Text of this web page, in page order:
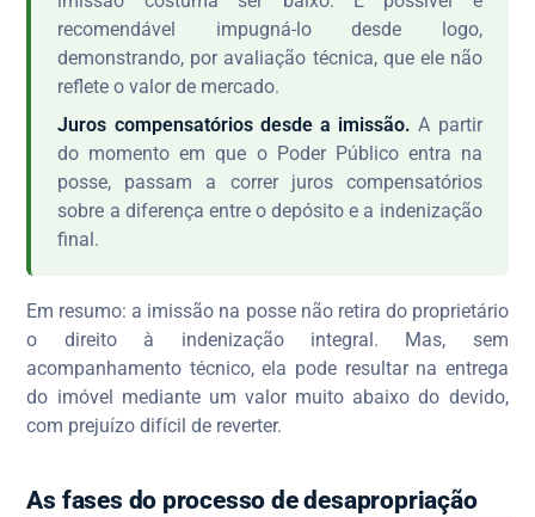
recomendável impugná-lo desde logo,
demonstrando, por avaliação técnica, que ele não
reflete o valor de mercado.
Juros compensatórios desde a imissão. A partir
do momento em que o Poder Público entra na
posse, passam a correr juros compensatórios
sobre a diferença entre o depósito e a indenização
final.
Em resumo: a imissão na posse não retira do proprietário
o direito à indenização integral. Mas, sem
acompanhamento técnico, ela pode resultar na entrega
do imóvel mediante um valor muito abaixo do devido,
com prejuízo difícil de reverter.
As fases do processo de desapropriação